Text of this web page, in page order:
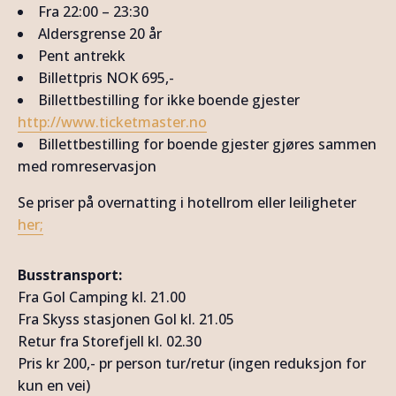
Fra 22:00 – 23:30
Aldersgrense 20 år
Pent antrekk
Billettpris NOK 695,-
Billettbestilling for ikke boende gjester
http://www.ticketmaster.no
Billettbestilling for boende gjester gjøres sammen
med romreservasjon
Se priser på overnatting i hotellrom eller leiligheter
her;
Busstransport:
Fra Gol Camping kl. 21.00
Fra Skyss stasjonen Gol kl. 21.05
Retur fra Storefjell kl. 02.30
Pris kr 200,- pr person tur/retur (ingen reduksjon for
kun en vei)